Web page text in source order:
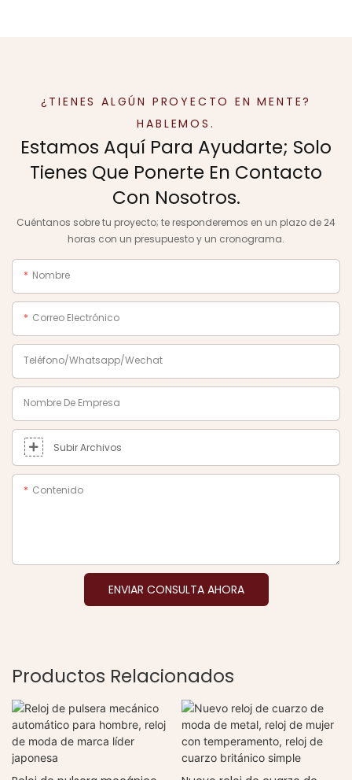
¿TIENES ALGÚN PROYECTO EN MENTE?
HABLEMOS.
Estamos Aquí Para Ayudarte; Solo
Tienes Que Ponerte En Contacto
Con Nosotros.
Cuéntanos sobre tu proyecto; te responderemos en un plazo de 24
horas con un presupuesto y un cronograma.
Nombre
Correo Electrónico
Teléfono/Whatsapp/Wechat
Nombre De Empresa
Subir Archivos
Contenido
ENVIAR CONSULTA AHORA
Productos Relacionados